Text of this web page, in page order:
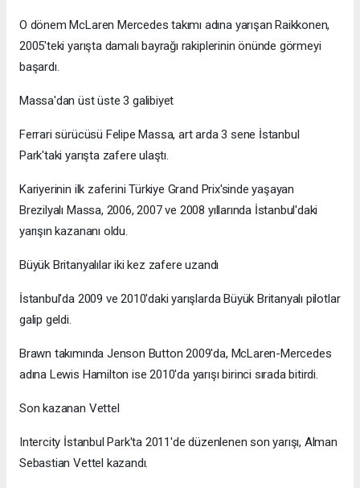
O dönem McLaren Mercedes takımı adına yarışan Raikkonen,
2005'teki yarışta damalı bayrağı rakiplerinin önünde görmeyi
başardı.
Massa'dan üst üste 3 galibiyet
Ferrari sürücüsü Felipe Massa, art arda 3 sene İstanbul
Park'taki yarışta zafere ulaştı.
Kariyerinin ilk zaferini Türkiye Grand Prix'sinde yaşayan
Brezilyalı Massa, 2006, 2007 ve 2008 yıllarında İstanbul'daki
yarışın kazananı oldu.
Büyük Britanyalılar iki kez zafere uzandı
İstanbul'da 2009 ve 2010'daki yarışlarda Büyük Britanyalı pilotlar
galip geldi.
Brawn takımında Jenson Button 2009'da, McLaren-Mercedes
adına Lewis Hamilton ise 2010'da yarışı birinci sırada bitirdi.
Son kazanan Vettel
Intercity İstanbul Park'ta 2011'de düzenlenen son yarışı, Alman
Sebastian Vettel kazandı.